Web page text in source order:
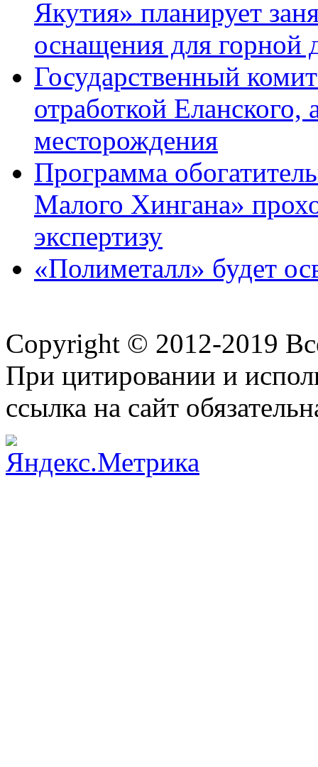
Якутия» планирует
оснащения для горной
Государственный
отработкой Еланского,
месторождения
Программа
Малого Хингана»
экспертизу
«Полиметалл» будет
Copyright © 2012-2019
При цитировании и
ссылка на сайт